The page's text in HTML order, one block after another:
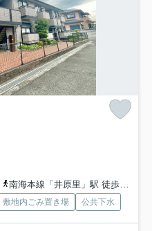
南海本線「井原里」駅 徒歩25分
敷地内ごみ置き場 公共下水